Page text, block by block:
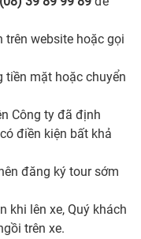
trên website hoặc gọi
tiền mặt hoặc chuyển
Công ty đã định
điền kiện bất khả
đăng ký tour sớm
khi lên xe, Quý khách
trên xe.